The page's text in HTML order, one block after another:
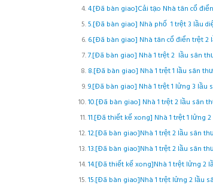
4.[Đã bàn giao]Cải tạo Nhà tân cổ
5.[Đã bàn giao] Nhà phố 1 trệt 3 lầu
6.[Đã bàn giao] Nhà tân cổ điển trệt 2
7.[Đã bàn giao] Nhà 1 trệt 2 lầu sân
8.[Đã bàn giao] Nhà 1 trệt 1 lầu sân
9.[Đã bàn giao] Nhà 1 trệt 1 lửng 3 lầu
10.[Đã bàn giao] Nhà 1 trệt 2 lầu sân
11.[Đã thiết kế xong] Nhà 1 trệt 1 lửng
12.[Đã bàn giao]Nhà 1 trệt 2 lầu sân
13.[Đã bàn giao]Nhà 1 trệt 2 lầu sân
14.[Đã thiết kế xong]Nhà 1 trệt lửng 2
15.[Đã bàn giao]Nhà 1 trệt lửng 2 lầu